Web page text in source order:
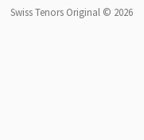
Swiss Tenors Original © 2026